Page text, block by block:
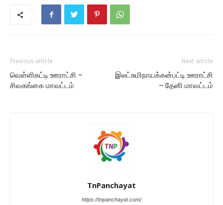
Previous article
வெள்ளிகட்டி ஊராட்சி –
சிவகங்கை மாவட்டம்
Next article
இலட்சுமிநாயக்கன்பட்டி ஊராட்சி
– தேனி மாவட்டம்
TnPanchayat
https://tnpanchayat.com/